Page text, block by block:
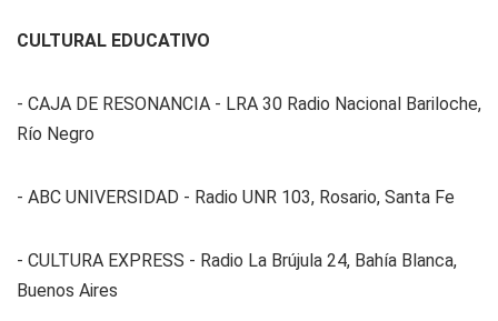
CULTURAL EDUCATIVO
- CAJA DE RESONANCIA - LRA 30 Radio Nacional Bariloche,
Río Negro
- ABC UNIVERSIDAD - Radio UNR 103, Rosario, Santa Fe
- CULTURA EXPRESS - Radio La Brújula 24, Bahía Blanca,
Buenos Aires